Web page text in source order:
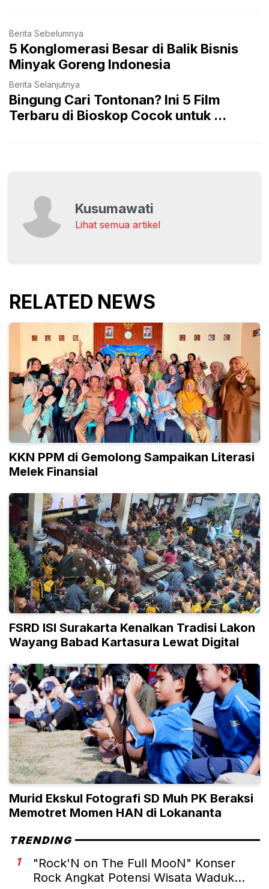
Berita Sebelumnya
5 Konglomerasi Besar di Balik Bisnis
Minyak Goreng Indonesia
Berita Selanjutnya
Bingung Cari Tontonan? Ini 5 Film
Terbaru di Bioskop Cocok untuk ...
Kusumawati
Lihat semua artikel
RELATED NEWS
KKN PPM di Gemolong Sampaikan Literasi
Melek Finansial
FSRD ISI Surakarta Kenalkan Tradisi Lakon
Wayang Babad Kartasura Lewat Digital
Murid Ekskul Fotografi SD Muh PK Beraksi
Memotret Momen HAN di Lokananta
TRENDING
1
"Rock'N on The Full MooN" Konser
Rock Angkat Potensi Wisata Waduk...